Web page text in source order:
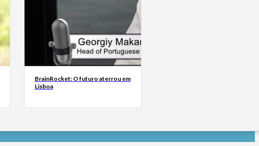
BrainRocket: O futuro aterrou em
Lisboa